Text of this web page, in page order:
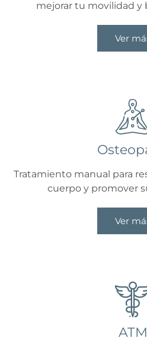
mejorar tu movilidad y
Ver
Tratamiento manual para
cuerpo y promover
Ver
ATM